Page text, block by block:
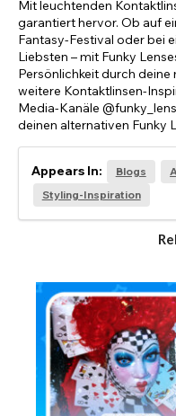
Mit leuchtenden
garantiert hervor. Ob auf
Fantasy-Festival oder bei
Liebsten – mit Funky
Persönlichkeit durch
weitere Kontaktlinsen-
Media-Kanäle
deinen alternativen Funky
Appears In: Blogs
Styling-Inspiration